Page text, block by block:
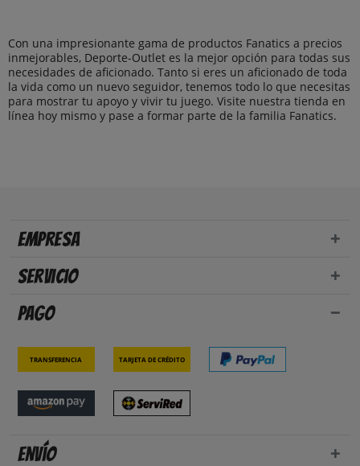
Con una impresionante gama de productos Fanatics a precios
inmejorables, Deporte-Outlet es la mejor opción para todas sus
necesidades de aficionado. Tanto si eres un aficionado de toda
la vida como un nuevo seguidor, tenemos todo lo que necesitas
para mostrar tu apoyo y vivir tu juego. Visite nuestra tienda en
línea hoy mismo y pase a formar parte de la familia Fanatics.
Empresa
Servicio
Pago
Transferencia Tarjeta de crédito
Envío